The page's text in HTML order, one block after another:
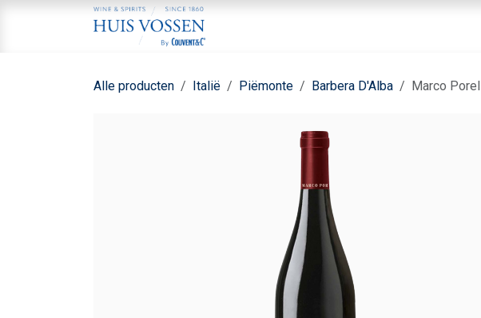
Overslaan naar inhoud
Alle producten Italië Piëmonte Barbera D'Alba Marco